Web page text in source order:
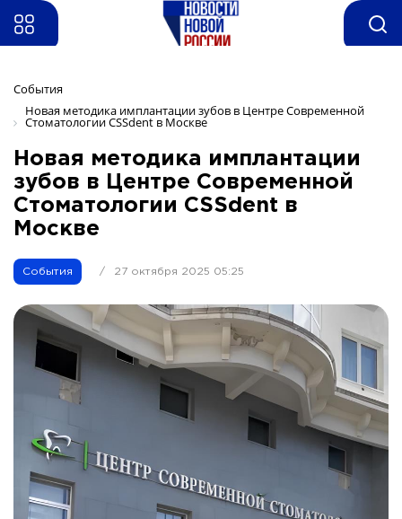
События
Новая методика имплантации зубов в Центре Современной
Стоматологии CSSdent в Москве
Новая методика имплантации
зубов в Центре Современной
Стоматологии CSSdent в
Москве
События / 27 октября 2025 05:25